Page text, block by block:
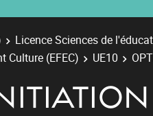
Licence Sciences de
Culture (EFEC)
UE10